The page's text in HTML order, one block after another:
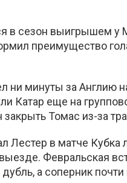
в сезон выигрышем у
преимущество
минуты за Англию
Катар еще на
Томас из-за
в матче
Февральская
а соперник